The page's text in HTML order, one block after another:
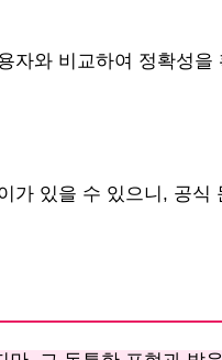
자와 비교하여 정확성
가 있을 수 있으니, 공